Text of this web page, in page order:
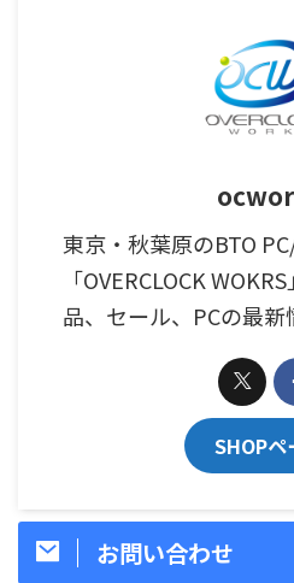
東京・秋葉原のBTO
「OVERCLOCK
品、セール、PCの最新
SHOPペ
お問い合わせ